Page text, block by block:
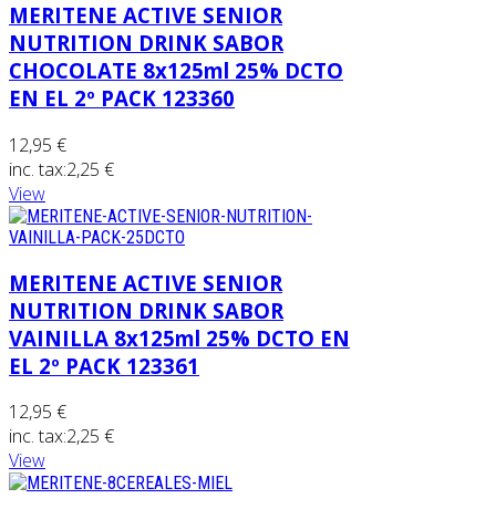
MERITENE ACTIVE SENIOR
NUTRITION DRINK SABOR
CHOCOLATE 8x125ml 25% DCTO
EN EL 2º PACK 123360
12,95 €
inc. tax:2,25 €
View
MERITENE ACTIVE SENIOR
NUTRITION DRINK SABOR
VAINILLA 8x125ml 25% DCTO EN
EL 2º PACK 123361
12,95 €
inc. tax:2,25 €
View